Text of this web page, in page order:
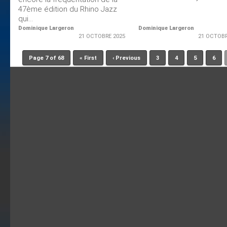
47ème édition du Rhino Jazz
qui...
Dominique Largeron
21 OCTOBRE 2025
Dominique Largeron
21
Page 7 of 68 « First ‹ Previous 3 4 5 6